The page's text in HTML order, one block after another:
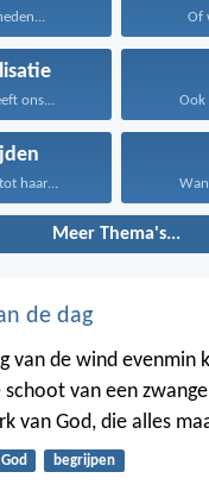
Of
ons... Ook
haar...
Meer Thema's...
de dag
van de wind evenmin
schoot van een
van God, die alles
God begrijpen